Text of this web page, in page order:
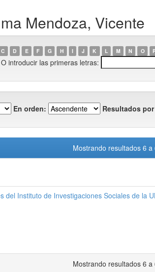
Mendoza, Vicente
C D E F G H I J K L M N O
O introducir las primeras letras:
En orden: Resultados
Mostrando resultados 6 a
del Instituto de Investigaciones Sociales de la
Mostrando resultados 6 a